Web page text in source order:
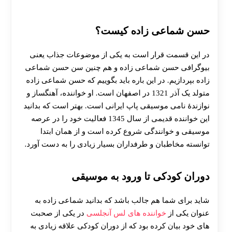
حسن شماعی زاده کیست؟
در این قسمت قرار است به یکی از موضوعات جذاب یعنی
بیوگرافی حسن شماعی زاده و هم چنین سن حسن شماعی
زاده بپردازیم. در این باره باید بگوییم که حسن شماعی زاده
متولد یک آذر 1321 در اصفهان است. او خواننده، آهنگساز و
نوازندهٔ نامی موسیقی پاپ ایرانی است. بهتر است که بدانید
این خواننده قدیمی از سال 1345 فعالیت خود را در عرصه
موسیقی و خوانندگی شروع کرده است و از همان ابتدا
توانسته مخاطبان و طرفداران بسیار زیادی را به دست آورد.
دوران کودکی تا ورود به موسیقی
شاید برای شما هم جالب باشد که بدانید شماعی زاده به
عنوان یکی از خواننده های لس آنجلسی در یکی از صحبت
های خود بیان کرده بود که از دوران کودکی علاقه زیادی به